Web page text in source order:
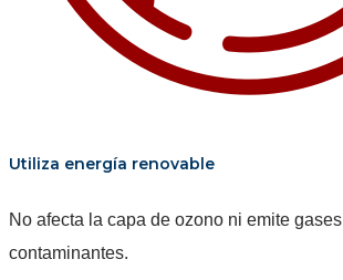
Utiliza energía renovable
No afecta la capa de ozono ni emite gases
contaminantes.